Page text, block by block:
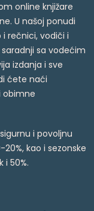
online knjižare
U našoj ponudi
i rečnici, vodiči i
sa vodećim
izdanja i sve
ćete naći
obimne
i povoljnu
kao i sezonske
i 50%.